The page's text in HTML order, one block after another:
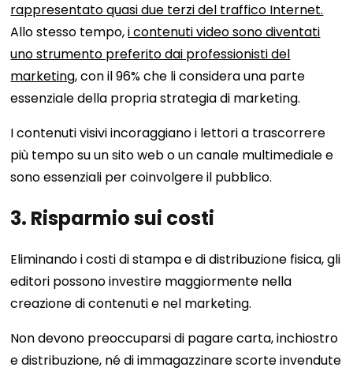
rappresentato quasi due terzi del traffico Internet.
Allo stesso tempo,i contenuti video sono diventati
uno strumento preferito dai professionisti del
marketing, con il 96% che li considera una parte
essenziale della propria strategia di marketing.
I contenuti visivi incoraggiano i lettori a trascorrere
più tempo su un sito web o un canale multimediale e
sono essenziali per coinvolgere il pubblico.
3. Risparmio sui costi
Eliminando i costi di stampa e di distribuzione fisica, gli
editori possono investire maggiormente nella
creazione di contenuti e nel marketing.
Non devono preoccuparsi di pagare carta, inchiostro
e distribuzione, né di immagazzinare scorte invendute